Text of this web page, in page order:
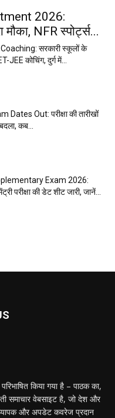
2026:
NFR स्पोर्ट्स...
सरकारी स्कूलों के
JEE कोचिंग, दुर्ग में...
Dates Out: परीक्षा की तारीखों
कब...
Exam 2026:
परीक्षा की डेट शीट जारी, जानें...
किया गया है – पाठक का,
समाचार वेबसाइट है, जो देश और
और अपडेट कवरेज प्रदान